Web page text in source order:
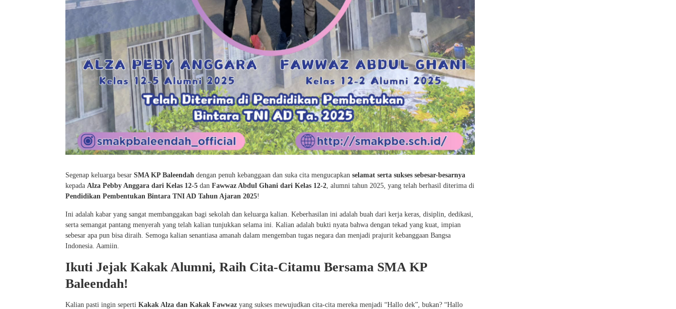
Segenap keluarga besar SMA KP Baleendah dengan penuh kebanggaan dan suka cita mengucapkan selamat serta sukses sebesar-besarnya
kepada Alza Pebby Anggara dari Kelas 12-5 dan Fawwaz Abdul Ghani dari Kelas 12-2 , alumni tahun 2025, yang telah berhasil diterima di
Pendidikan Pembentukan Bintara TNI AD Tahun Ajaran 2025!
Ini adalah kabar yang sangat membanggakan bagi sekolah dan keluarga kalian. Keberhasilan ini adalah buah dari kerja keras, disiplin, dedikasi,
serta semangat pantang menyerah yang telah kalian tunjukkan selama ini. Kalian adalah bukti nyata bahwa dengan tekad yang kuat, impian
sebesar apa pun bisa diraih. Semoga kalian senantiasa amanah dalam mengemban tugas negara dan menjadi prajurit kebanggaan Bangsa
Indonesia. Aamiin.
Ikuti Jejak Kakak Alumni, Raih Cita-Citamu Bersama SMA KP
Baleendah!
Kalian pasti ingin seperti Kakak Alza dan Kakak Fawwaz yang sukses mewujudkan cita-cita mereka menjadi “Hallo dek”, bukan? “Hallo